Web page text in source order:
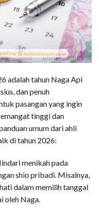
adalah tahun Naga Api
dan penuh
pasangan yang ingin
tinggi dan
umum dari ahli
di tahun 2026:
menikah pada
shio pribadi. Misalnya,
dalam memilih tanggal
oleh Naga.